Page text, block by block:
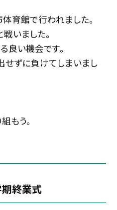
育館で行われました。
いました。
良い機会です。
せずに負けてしまいまし
もう。
期終業式